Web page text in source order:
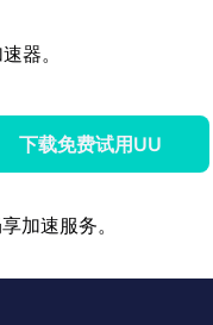
器。
下载免费试用UU
加速服务。